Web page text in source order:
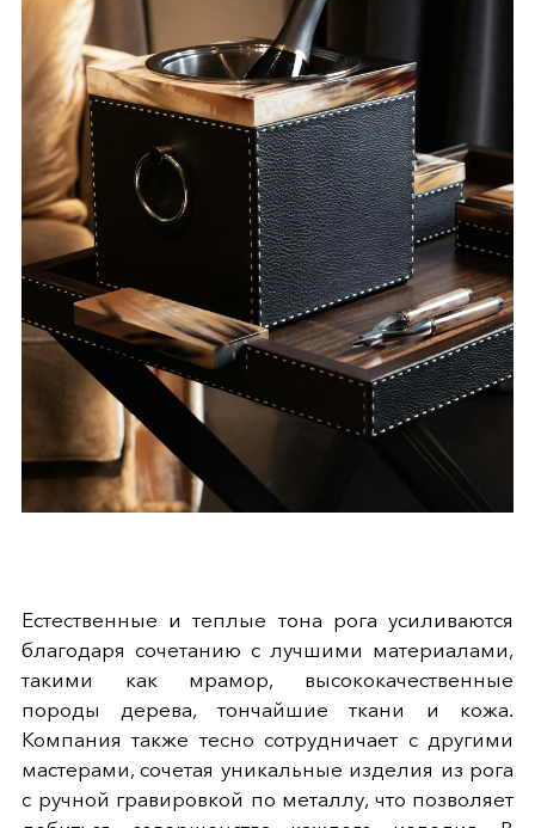
Естественные и теплые тона рога усиливаются
благодаря сочетанию с лучшими материалами,
такими как мрамор, высококачественные
породы дерева, тончайшие ткани и кожа.
Компания также тесно сотрудничает с другими
мастерами, сочетая уникальные изделия из рога
с ручной гравировкой по металлу, что позволяет